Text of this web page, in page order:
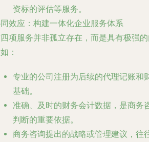
资标的评估等服务。
效应：构建一体化企业服务体系
项服务并非孤立存在，而是具有极强
：
专业的公司注册为后续的代理记账和
基础。
准确、及时的财务会计数据，是商务
判断的重要依据。
商务咨询提出的战略或管理建议，往